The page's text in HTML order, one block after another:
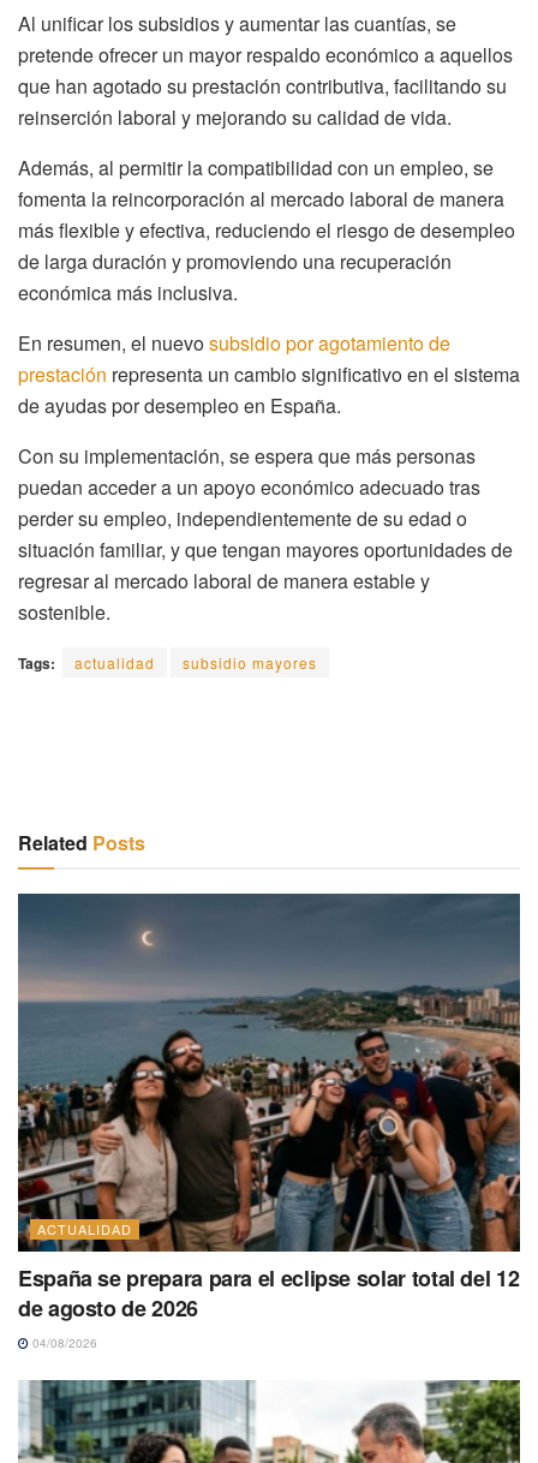
Al unificar los subsidios y aumentar las cuantías, se
pretende ofrecer un mayor respaldo económico a aquellos
que han agotado su prestación contributiva, facilitando su
reinserción laboral y mejorando su calidad de vida.
Además, al permitir la compatibilidad con un empleo, se
fomenta la reincorporación al mercado laboral de manera
más flexible y efectiva, reduciendo el riesgo de desempleo
de larga duración y promoviendo una recuperación
económica más inclusiva.
En resumen, el nuevosubsidio por agotamiento de
prestación representa un cambio significativo en el sistema
de ayudas por desempleo en España.
Con su implementación, se espera que más personas
puedan acceder a un apoyo económico adecuado tras
perder su empleo, independientemente de su edad o
situación familiar, y que tengan mayores oportunidades de
regresar al mercado laboral de manera estable y
sostenible.
Tags: actualidad subsidio mayores
Related Posts
ACTUALIDAD
España se prepara para el eclipse solar total del 12
de agosto de 2026
04/08/2026